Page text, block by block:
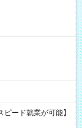
ード就業が可能】